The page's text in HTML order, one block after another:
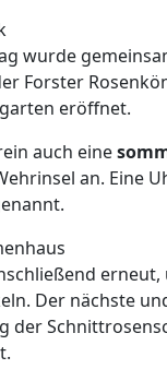
wurde
Forster
eröffnet.
auch eine
an. Eine
erneut,
Der nächste
der